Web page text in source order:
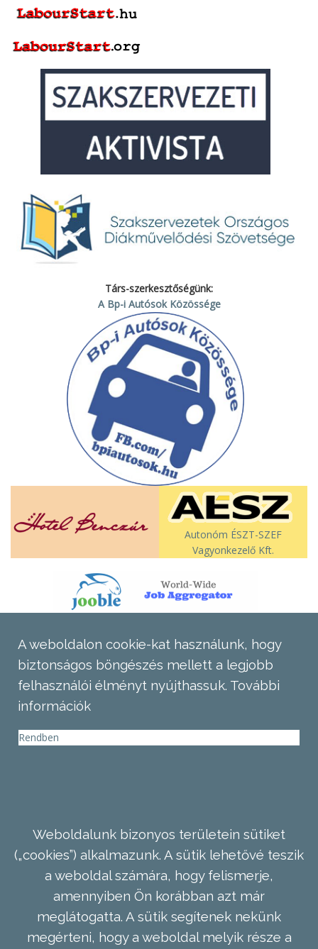
Társ-szerkesztőségünk:
A Bp-i Autósok Közössége
Autonóm ÉSZT-SZEF
Vagyonkezelő Kft.
A weboldalon cookie-kat használunk, hogy
biztonságos böngészés mellett a legjobb
felhasználói élményt nyújthassuk. További
információk
Rendben
Weboldalunk bizonyos területein sütiket
(„cookies”) alkalmazunk. A sütik lehetővé teszik
a weboldal számára, hogy felismerje,
amennyiben Ön korábban azt már
meglátogatta. A sütik segítenek nekünk
megérteni, hogy a weboldal melyik része a